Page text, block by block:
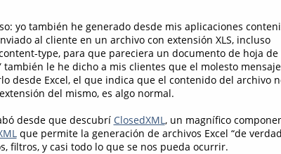
yo también he generado desde mis aplicaciones
al cliente en un archivo con extensión XLS, incluso
type, para que pareciera un documento de hoja de
también le he dicho a mis clientes que el molesto
desde Excel, el que indica que el contenido del archivo
del mismo, es algo normal.
desde que descubrí ClosedXML, un magnífico
que permite la generación de archivos Excel “de
filtros, y casi todo lo que se nos pueda ocurrir.